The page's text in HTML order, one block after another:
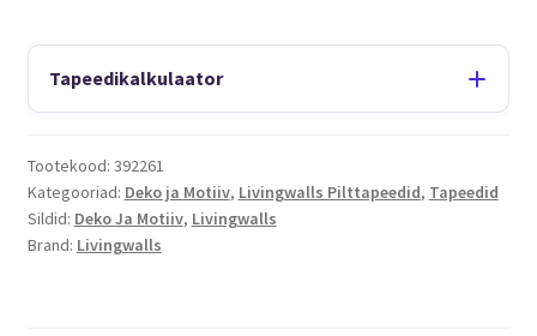
Tapeedikalkulaator
Tootekood: 392261
Kategooriad: Deko ja Motiiv, Livingwalls Pilttapeedid, Tapeedid
Sildid: Deko Ja Motiiv, Livingwalls
Brand: Livingwalls